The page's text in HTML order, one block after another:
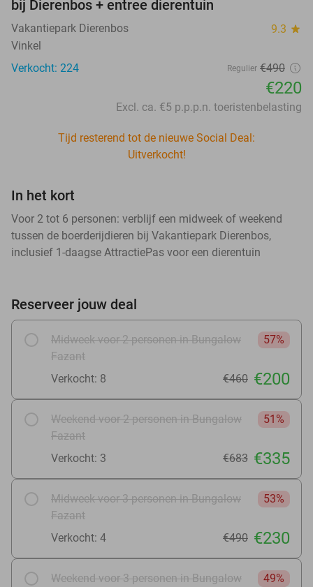
bij Dierenbos + entree dierentuin
Vakantiepark Dierenbos 9.3 star
Vinkel
Verkocht: 224
Regulier €490
€220
Excl. ca. €5 p.p.p.n. toeristenbelasting
Tijd resterend tot de nieuwe Social Deal:
Uitverkocht!
In het kort
Voor 2 tot 6 personen: verblijf een midweek of weekend
tussen de boerderijdieren bij Vakantiepark Dierenbos,
inclusief 1-daagse AttractiePas voor een dierentuin
Reserveer jouw deal
Midweek voor 2 personen in Bungalow
Fazant
57%
Verkocht: 8 €460 €200
Weekend voor 2 personen in Bungalow
Fazant
51%
Verkocht: 3 €683 €335
Midweek voor 3 personen in Bungalow
Fazant
53%
Verkocht: 4 €490 €230
Weekend voor 3 personen in Bungalow
49%